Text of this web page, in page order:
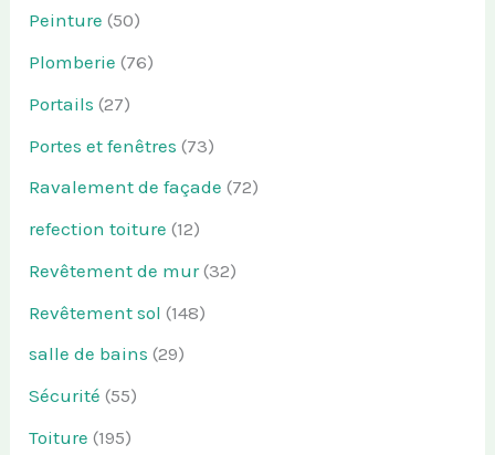
Peinture (50)
Plomberie (76)
Portails (27)
Portes et fenêtres (73)
Ravalement de façade (72)
refection toiture (12)
Revêtement de mur(32)
Revêtement sol (148)
salle de bains (29)
Sécurité (55)
Toiture (195)